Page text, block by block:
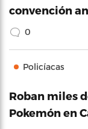
convención
0
Policíacas
Roban miles
Pokemón en